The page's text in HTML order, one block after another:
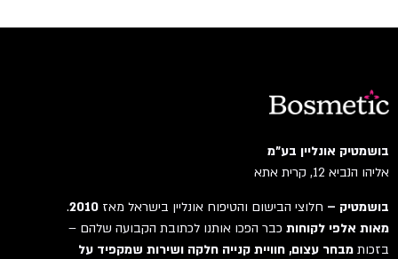
בושמטיק אונליין בע"מ
אליהו הנביא 12, קרית אתא
בושמטיק –חלוצי הבישום והטיפוח אונליין בישראל מאז2010
.
מאות אלפי לקוחותכבר הפכו אותנו לכתובת הקבועה שלהם –
בזכותמבחר עצום, חוויית קנייה חלקה ושירות שמקפיד על